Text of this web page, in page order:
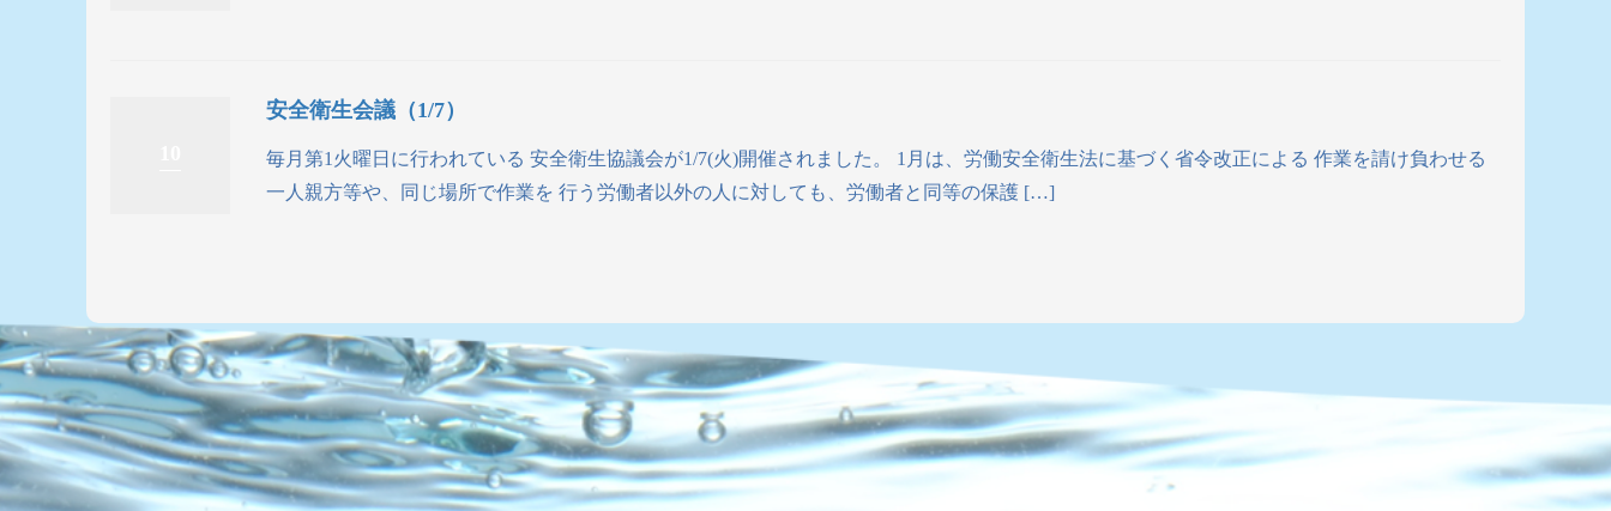
安全衛生会議（1/7）
毎月第1火曜日に行われている 安全衛生協議会が1/7(火)開催されました。 1月は、労働安全衛生法に基づく省令改正による 作業を請け負わせる
一人親方等や、同じ場所で作業を 行う労働者以外の人に対しても、労働者と同等の保護 […]